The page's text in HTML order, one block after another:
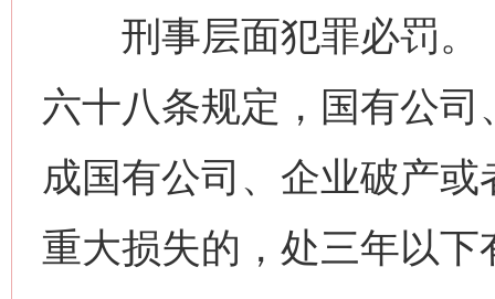
刑事层面犯罪必罚。
六十八条规定，国有公
成国有公司、企业破产
重大损失的，处三年以